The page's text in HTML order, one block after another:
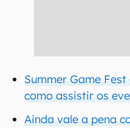
Summer Game
como assistir os
Ainda vale a pena